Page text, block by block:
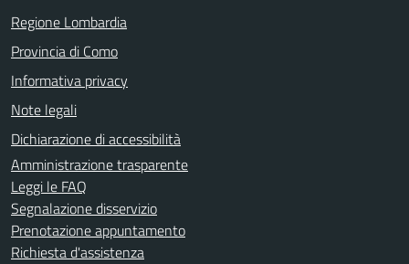
Regione Lombardia
Provincia di Como
Informativa privacy
Note legali
Dichiarazione di accessibilità
Amministrazione trasparente
Leggi le FAQ
Segnalazione disservizio
Prenotazione appuntamento
Richiesta d'assistenza